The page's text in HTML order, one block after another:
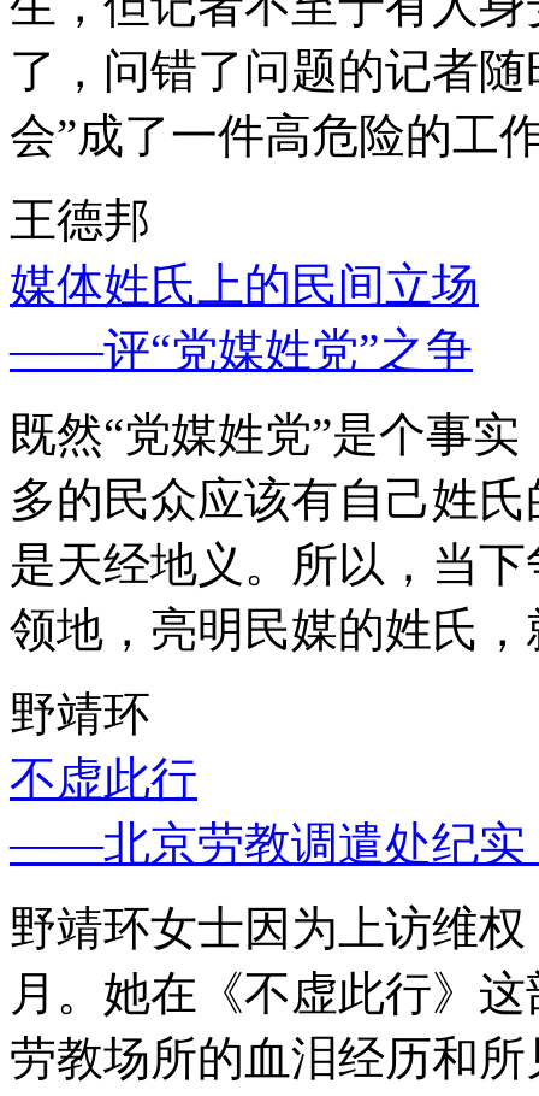
了，问错了问题的记者
会”成了一件高危险的工
王德邦
媒体姓氏上的民间立场
——评“党媒姓党”之争
既然“党媒姓党”是个事
多的民众应该有自己姓
是天经地义。所以，当
领地，亮明民媒的姓氏
野靖环
不虚此行
——北京劳教调遣处纪实
野靖环女士因为上访维
月。她在《不虚此行》
劳教场所的血泪经历和